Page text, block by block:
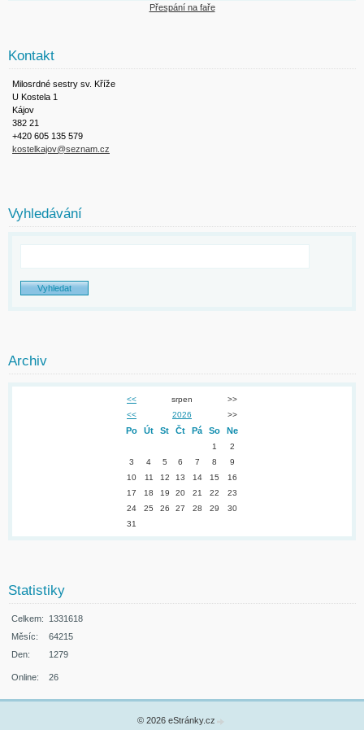
Přespání na faře
Kontakt
Milosrdné sestry sv. Kříže
U Kostela 1
Kájov
382 21
+420 605 135 579
kostelkajov@seznam.cz
Vyhledávání
Archiv
<< srpen
>>
<<
2026 >>
Po Út St Čt Pá So Ne
1
2
3
4 5 6 7 8
9
10
11 12 13 14 15
16
17
18 19 20 21 22
23
24
25 26 27 28 29
30
31
Statistiky
Online: 26
Celkem:
1331618
Měsíc:
64215
Den:
1279
© 2026 eStránky.cz